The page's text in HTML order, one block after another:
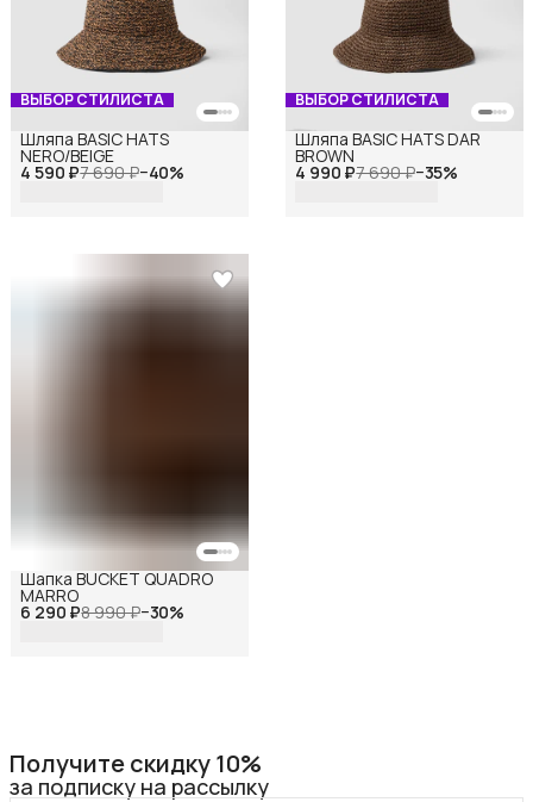
ВЫБОР СТИЛИСТА
4 590 ₽7 690 ₽−40%
Шляпа BASIC HATS
NERO/BEIGE
ВЫБОР СТИЛИСТА
4 990 ₽7 690 ₽−35%
Шляпа BASIC HATS DAR
BROWN
6 290 ₽8 990 ₽−30%
Шапка BUCKET QUADRO
MARRO
Получите скидку 10%
за подписку на рассылку